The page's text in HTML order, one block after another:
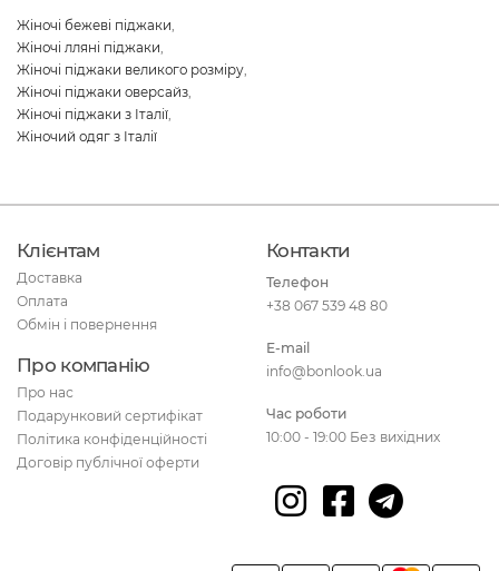
Жіночі бежеві піджаки,
Жіночі лляні піджаки,
Жіночі піджаки великого розміру,
Жіночі піджаки оверсайз,
Жіночі піджаки з Італії,
Жіночий одяг з Італії
Клієнтам
Доставка
Оплата
Обмін і повернення
Про компанію
Про нас
Подарунковий сертифікат
Політика конфіденційності
Договір публічної оферти
Контакти
Телефон
+38 067 539 48 80
E-mail
info@bonlook.ua
Час роботи
10:00 - 19:00 Без вихідних